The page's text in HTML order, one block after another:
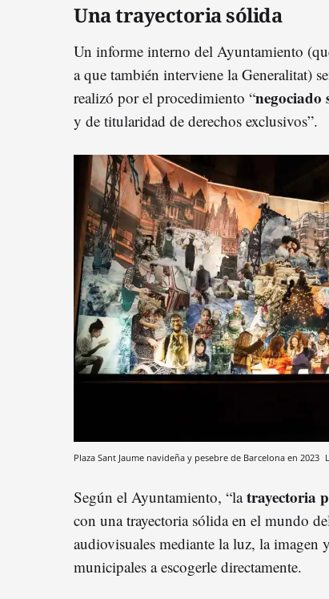
Una trayectoria sólida
Un informe interno del Ayuntamiento
a que también interviene la Generalitat)
realizó por el procedimiento “
y de titularidad de derechos exclusivos”.
Plaza Sant Jaume navideña y pesebre de Barcelona en 2023
Según el Ayuntamiento, “latrayectoria
con una trayectoria sólida en el mundo
audiovisuales mediante la luz, la imagen
municipales a escogerle directamente.